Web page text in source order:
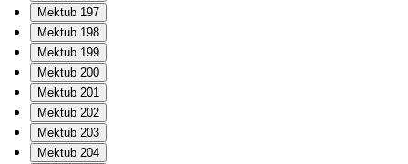
Mektub 197
Mektub 198
Mektub 199
Mektub 200
Mektub 201
Mektub 202
Mektub 203
Mektub 204